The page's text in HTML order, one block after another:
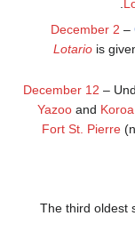
December 2 –
Lotariois
December 12 –
Yazooand Koroa
Fort St. Pierre
The third oldest